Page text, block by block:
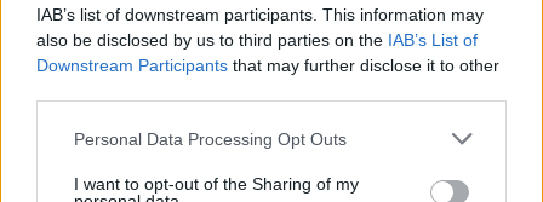
IAB’s list of downstream participants. This information may
also be disclosed by us to third parties on the IAB’s List of
Downstream Participants that may further disclose it to other
Personal Data Processing Opt Outs
I want to opt-out of the Sharing of my